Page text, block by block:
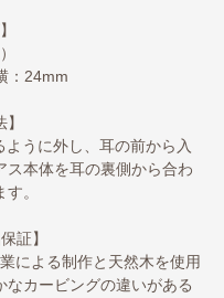
：24mm
うに外し、耳の前から入
ス本体を耳の裏側から合わ
。
証】
による制作と天然木を使用
なカービングの違いがある